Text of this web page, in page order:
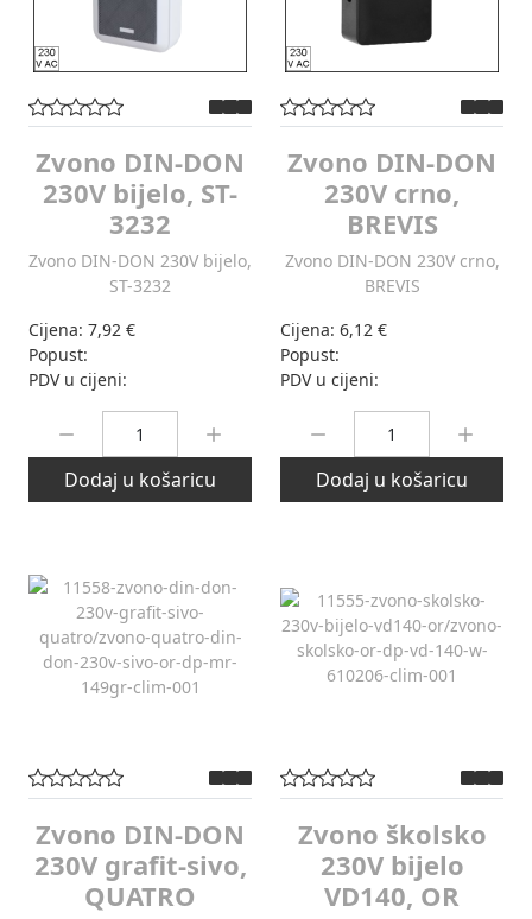
Zvono DIN-DON
230V bijelo, ST-
3232
Zvono DIN-DON 230V bijelo,
ST-3232
Cijena: 7,92 €
Popust:
PDV u cijeni:
Dodaj u košaricu
Zvono DIN-DON
230V crno,
BREVIS
Zvono DIN-DON 230V crno,
BREVIS
Cijena: 6,12 €
Popust:
PDV u cijeni:
Dodaj u košaricu
Zvono DIN-DON
230V grafit-sivo,
QUATRO
Zvono školsko
230V bijelo
VD140, OR